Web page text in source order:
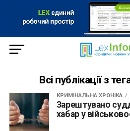
Всі публікації з
КРИМІНАЛЬНА ХРОНІКА
Зарештувано
хабар у